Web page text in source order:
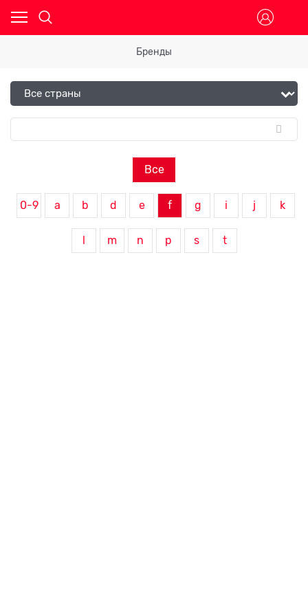
Бренды
Все
0-9 a b d e f g i j k
m n p s t